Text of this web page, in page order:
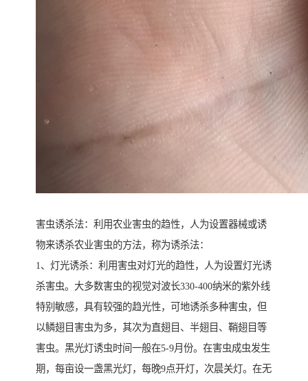
害虫诱杀法：利用农业害虫的趋性，人为设置器械或诱
物来诱杀农业害虫的方法，称为诱杀法：
1、灯光诱杀：利用害虫对灯光的趋性，人为设置灯光诱
杀害虫。大多数害虫的视觉对波长330-400纳米的紫外线
特别敏感，具有较强的趋光性，可地诱杀多种害虫，但
以鳞翅目害虫为多，其次为直翅目、半翅目、鞘翅目等
害虫。黑光灯诱虫时间一般在5-9月份。在害虫成虫发生
期，每亩设一盏黑光灯，每晚9点开灯，次晨关灯。在无